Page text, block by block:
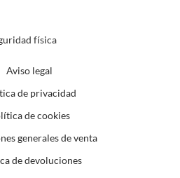
física
Aviso legal
de privacidad
de cookies
generales de venta
de devoluciones